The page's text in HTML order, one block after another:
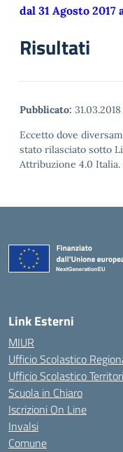
dal 31 Agosto 2017
Risultati
Pubblicato: 31.03.2018
Eccetto dove
stato rilasciato sotto
Attribuzione 4.0 Italia.
Link Esterni
MIUR
Ufficio Scolastico
Ufficio Scolastico
Scuola in Chiaro
Iscrizioni On Line
Invalsi
Comune